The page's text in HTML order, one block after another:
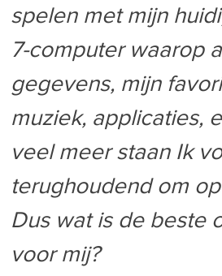
spelen met mijn
7-computer waarop
gegevens, mijn
muziek, applicaties,
veel meer staan Ik
terughoudend om
Dus wat is de beste
voor mij?